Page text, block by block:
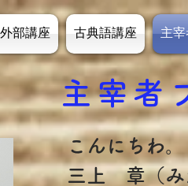
外部講座 古典語講座 主
主宰者
​こんにちわ。
三上 章（み